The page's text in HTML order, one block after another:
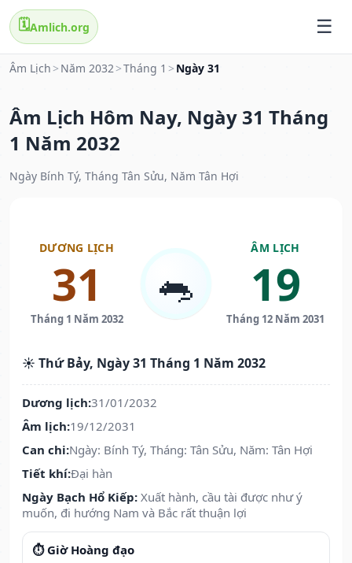
🗓️Amlich.org
Âm Lịch > Năm 2032>Tháng 1 > Ngày 31
Âm Lịch Hôm Nay, Ngày 31 Tháng
1 Năm 2032
Ngày Bính Tý, Tháng Tân Sửu, Năm Tân Hợi
DƯƠNG LỊCH
31
Tháng 1 Năm 2032
🐀
ÂM LỊCH
19
Tháng 12 Năm 2031
☀️ Thứ Bảy, Ngày 31 Tháng 1 Năm 2032
Dương lịch:31/01/2032
Âm lịch:19/12/2031
Can chi:Ngày: Bính Tý, Tháng: Tân Sửu, Năm: Tân Hợi
Tiết khí:Đại hàn
Ngày Bạch Hổ Kiếp: Xuất hành, cầu tài được như ý
muốn, đi hướng Nam và Bắc rất thuận lợi
⏱️ Giờ Hoàng đạo